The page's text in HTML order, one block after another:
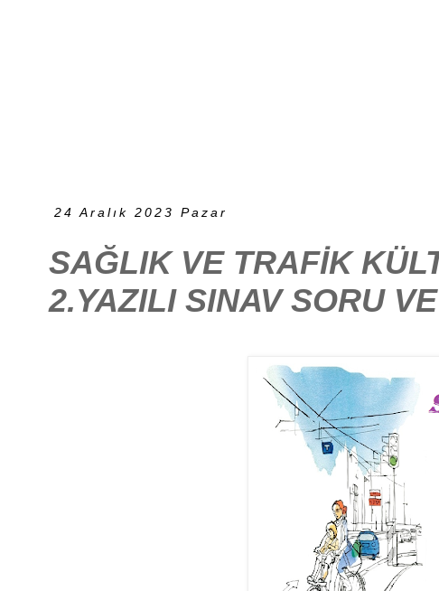
24 Aralık 2023 Pazar
SAĞLIK VE TRAFİK
2.YAZILI SINAV SORU